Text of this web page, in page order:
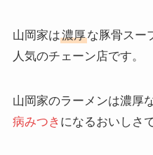
山岡家は濃厚な豚骨スー
人気のチェーン店です。
山岡家のラーメンは濃厚
病みつき になるおいしさ